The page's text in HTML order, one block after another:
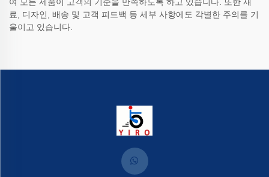
료, 디자인, 배송 및 고객 피드백 등 세부 사항에도 각별한 주의를 기
울이고 있습니다.